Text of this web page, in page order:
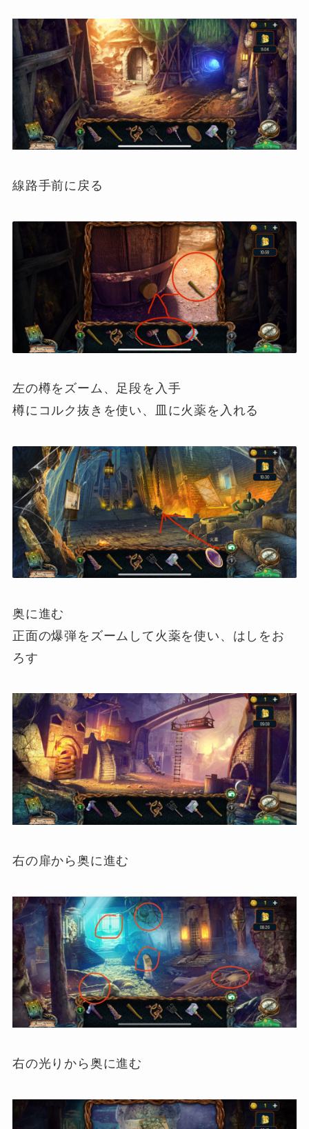
線路手前に戻る
左の樽をズーム、足段を入手
樽にコルク抜きを使い、皿に火薬を入れる
奥に進む
正面の爆弾をズームして火薬を使い、はしをお
ろす
右の扉から奥に進む
右の光りから奥に進む